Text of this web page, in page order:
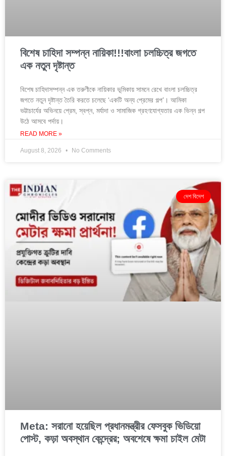
বিশেষ চাহিদা সম্পন্ন নায়িকা!!!বাংলা চলচ্চিত্র জগতে
এক নতুন দৃষ্টান্ত
বিশেষ চাহিদাসম্পন্ন এক তরুণীকে নায়িকার ভূমিকায় সামনে রেখে বাংলা চলচ্চিত্র
জগতে নতুন দৃষ্টান্ত তৈরি করতে চলেছে ‘একটি অন্য প্রেমের গল্প’। আমিকা
ভট্টাচার্যের অভিনয়ে প্রেম, স্বপ্ন, মর্যাদা ও সামাজিক গ্রহণযোগ্যতার এক ভিন্ন গল্প
উঠে আসবে পর্দায়।
READ MORE »
August 8, 2026 No Comments
দেশ বিদেশ
Meta: সরানো হয়েছিল প্রধানমন্ত্রীর ফেসবুক ভিডিয়ো
পোস্ট, কড়া অবস্থান কেন্দ্রের; অবশেষে ক্ষমা চাইল মেটা